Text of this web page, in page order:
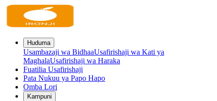
Huduma
Usambazaji wa BidhaaUsafirishaji wa Kati ya
MaghalaUsafirishaji wa Haraka
Fuatilia Usafirishaji
Pata Nukuu ya Papo Hapo
Omba Lori
Kampuni